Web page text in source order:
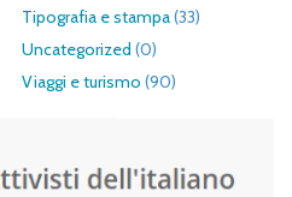
Tipografia e stampa(33)
Uncategorized (0)
Viaggi e turismo (90)